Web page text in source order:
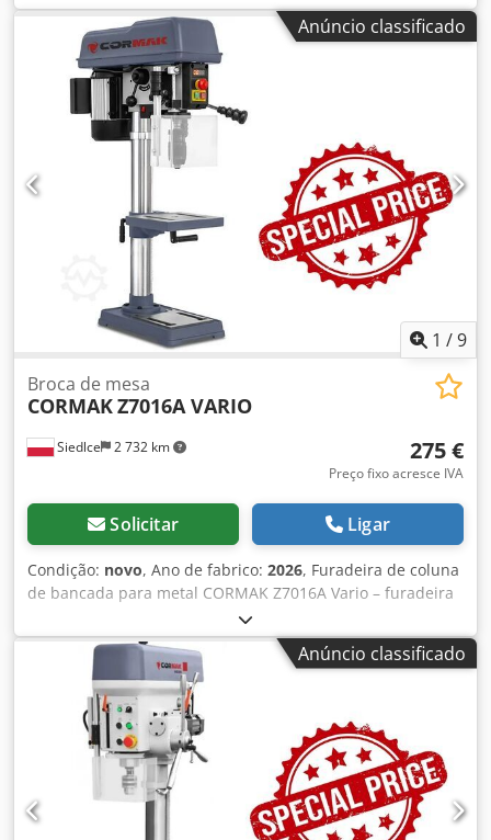
Área da mesa: 1800 x 1500 mm Capacidade de carga da
mesa: 15.000 kg Faixa de rotações: 2,3 – 810 rpm Crjdpjy
Umc Ujfx Andsf Potência total necessária: aprox. 30 kW
Peso da máquina: aprox. 31.000 kg Dimensões ocupadas:
aprox. 7300 x 5600 x 4000 mm Equipamento: - Placa frontal
com carro de montagem NC e mesa giratória NC - Display
digital Heidenhain - Diversos porta-ferramentas - Diversos
dispositivos de fixação
Anúncio classificado
1 /9
Siedlce 2 732 km
Broca de mesa
CORMAKZ7016A VARIO
275 €
Preço fixo acresce IVA
Solicitar Ligar
Condição: novo, Ano de fabrico: 2026, Furadeira de coluna
de bancada para metal CORMAK Z7016A Vario – furadeira
de bancada de alta precisão com controle eletrônico de
velocidade variável A furadeira de bancada CORMAK
Z7016 Vario é uma máquina compacta e funcional
destinada à perfuração precisa de metais, ideal para
aplicações profissionais e de oficina. Com controle de
velocidade variável, construção robusta e equipamento
versátil, esse modelo garante máximo controle sobre o
processo de furação e alta eficiência operacional.
Principais vantagens da máquina - Controle eletrônico de
velocidade contínua – faixa de 440–2600 rpm, permitindo o
Anúncio classificado